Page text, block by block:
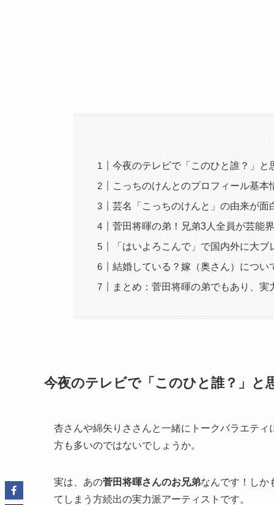
今夜のテレビで「このひと誰？」と
こっちのけんとのプロフィール基本
芸名「こっちのけんと」の由来が面
菅田将暉の弟！兄弟3人全員が芸能
「はいよろこんで」で国内外に大ブ
結婚している？嫁（奥さん）につい
まとめ：菅田将暉の弟でもあり、
今夜のテレビで「このひと誰？」と
杏さんや綿矢りささんと一緒にトークバラエテ
方も多いのではないでしょうか。
実は、あの菅田将暉さんのお兄弟なんです！しか
てしまう方続出の実力派アーティストです。